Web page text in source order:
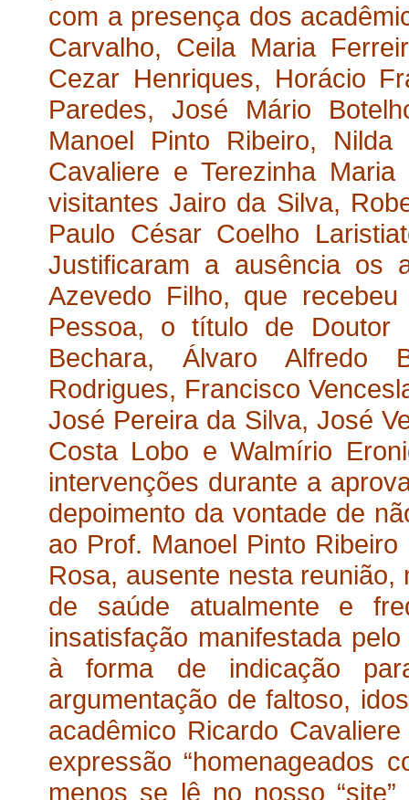
com a presença dos
Carvalho, Ceila Maria
Cezar Henriques, Horácio
Paredes, José Mário
Manoel Pinto Ribeiro,
Cavaliere e Terezinha
visitantes Jairo da Silva,
Paulo César Coelho
Justificaram a ausência os
Azevedo Filho, que
Pessoa, o título de Doutor
Bechara, Álvaro Alfredo
Rodrigues, Francisco
José Pereira da Silva, José
Costa Lobo e Walmírio
intervenções durante a
depoimento da vontade de
ao Prof. Manoel Pinto
Rosa, ausente nesta
de saúde atualmente e
insatisfação manifestada
à forma de indicação
argumentação de faltoso,
acadêmico Ricardo
expressão “homenageados
menos se lê no nosso